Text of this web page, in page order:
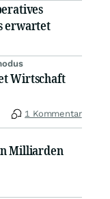
erwartet
Wirtschaft
1 Kommentar
Milliarden